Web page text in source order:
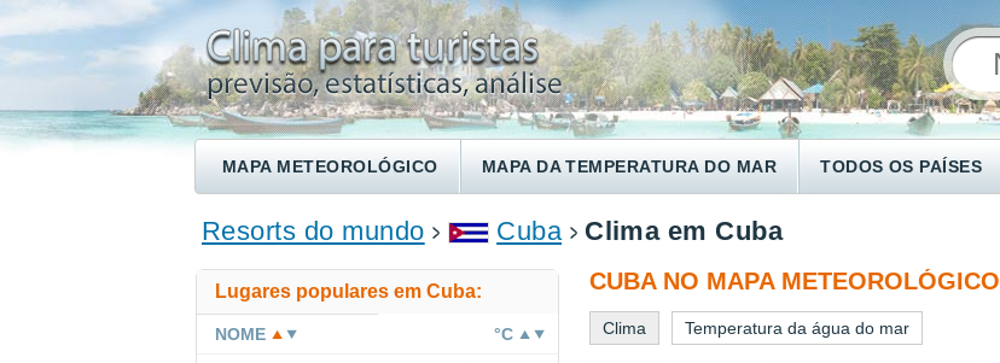
MAPA METEOROLÓGICO MAPA DA TEMPERATURA DO MAR TODOS OS PAÍSES
ENCONTRE UM HOTEL
Resorts do mundo Cuba Clima em Cuba
CUBA NO MAPA METEOROLÓGICO
Clima Temperatura da água do mar
Lugares populares em Cuba:
NOME °C